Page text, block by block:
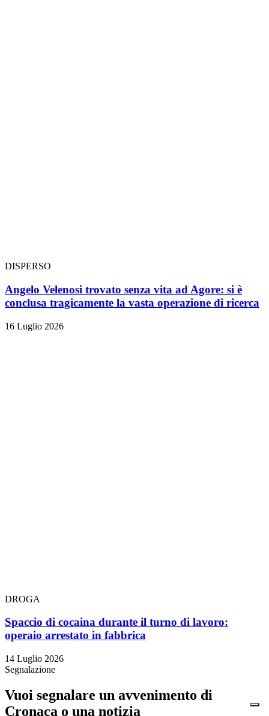
DISPERSO
Angelo Velenosi trovato senza vita ad Agore: si è
conclusa tragicamente la vasta operazione di ricerca
16 Luglio 2026
DROGA
Spaccio di cocaina durante il turno di lavoro:
operaio arrestato in fabbrica
14 Luglio 2026
Segnalazione
Vuoi segnalare un avvenimento di
Cronaca o una notizia